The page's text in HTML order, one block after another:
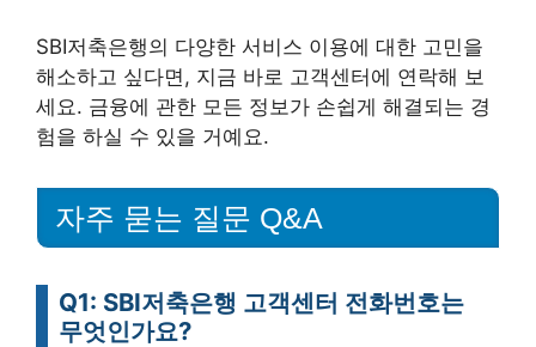
SBI저축은행의 다양한 서비스 이용에 대한 고민을
해소하고 싶다면, 지금 바로 고객센터에 연락해 보
세요. 금융에 관한 모든 정보가 손쉽게 해결되는 경
험을 하실 수 있을 거예요.
자주 묻는 질문 Q&A
Q1: SBI저축은행 고객센터 전화번호는
무엇인가요?